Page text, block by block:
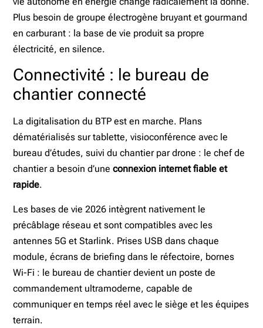
Plus besoin de groupe électrogène bruyant et gourmand
en carburant : la base de vie produit sa propre
électricité, en silence.
Connectivité : le bureau de
chantier connecté
La digitalisation du BTP est en marche. Plans
dématérialisés sur tablette, visioconférence avec le
bureau d’études, suivi du chantier par drone : le chef de
chantier a besoin d’uneconnexion internet fiable et
rapide.
Les bases de vie 2026 intègrent nativement le
précâblage réseau et sont compatibles avec les
antennes 5G et Starlink. Prises USB dans chaque
module, écrans de briefing dans le réfectoire, bornes
Wi-Fi : le bureau de chantier devient un poste de
commandement ultramoderne, capable de
communiquer en temps réel avec le siège et les équipes
terrain.